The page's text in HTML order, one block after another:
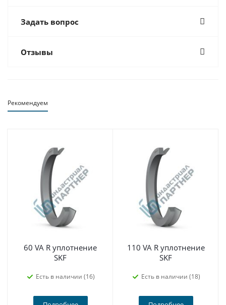
Задать вопрос
Отзывы
Рекомендуем
60 VA R уплотнение
SKF
Есть в наличии (16)
110 VA R уплотнение
SKF
Есть в наличии (18)